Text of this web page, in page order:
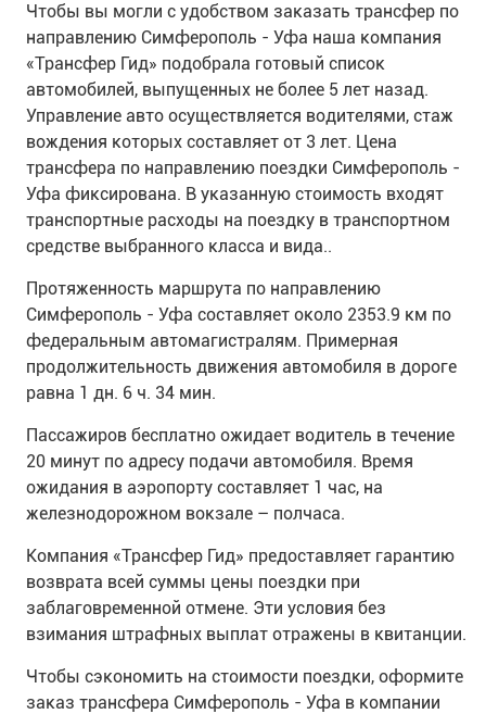
Чтобы вы могли с удобством заказать трансфер по
направлению Симферополь - Уфа наша компания
«Трансфер Гид» подобрала готовый список
автомобилей, выпущенных не более 5 лет назад.
Управление авто осуществляется водителями, стаж
вождения которых составляет от 3 лет. Цена
трансфера по направлению поездки Симферополь -
Уфа фиксирована. В указанную стоимость входят
транспортные расходы на поездку в транспортном
средстве выбранного класса и вида..
Протяженность маршрута по направлению
Симферополь - Уфа составляет около 2353.9 км по
федеральным автомагистралям. Примерная
продолжительность движения автомобиля в дороге
равна 1 дн. 6 ч. 34 мин.
Пассажиров бесплатно ожидает водитель в течение
20 минут по адресу подачи автомобиля. Время
ожидания в аэропорту составляет 1 час, на
железнодорожном вокзале – полчаса.
Компания «Трансфер Гид» предоставляет гарантию
возврата всей суммы цены поездки при
заблаговременной отмене. Эти условия без
взимания штрафных выплат отражены в квитанции.
Чтобы сэкономить на стоимости поездки, оформите
заказ трансфера Симферополь - Уфа в компании